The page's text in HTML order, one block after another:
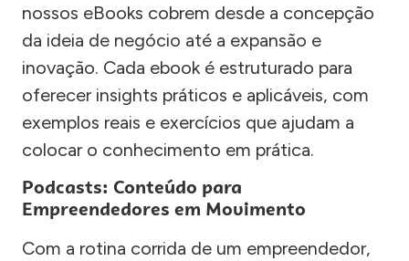
nossos eBooks cobrem desde a concepção
da ideia de negócio até a expansão e
inovação. Cada ebook é estruturado para
oferecer insights práticos e aplicáveis, com
exemplos reais e exercícios que ajudam a
colocar o conhecimento em prática.
Podcasts: Conteúdo para
Empreendedores em Movimento
Com a rotina corrida de um empreendedor,